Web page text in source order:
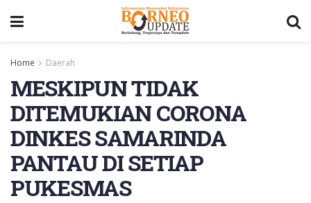
Home Daerah
MESKIPUN TIDAK
DITEMUKIAN CORONA
DINKES SAMARINDA
PANTAU DI SETIAP
PUKESMAS